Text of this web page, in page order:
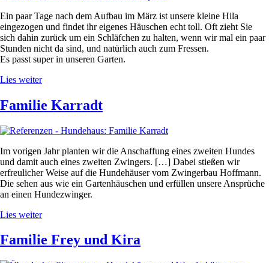
Ein paar Tage nach dem Aufbau im März ist unsere kleine Hila
eingezogen und findet ihr eigenes Häuschen echt toll. Oft zieht Sie
sich dahin zurück um ein Schläfchen zu halten, wenn wir mal ein paar
Stunden nicht da sind, und natürlich auch zum Fressen.
Es passt super in unseren Garten.
Lies weiter
Familie Karradt
Im vorigen Jahr planten wir die Anschaffung eines zweiten Hundes
und damit auch eines zweiten Zwingers. […] Dabei stießen wir
erfreulicher Weise auf die Hundehäuser vom Zwingerbau Hoffmann.
Die sehen aus wie ein Gartenhäuschen und erfüllen unsere Ansprüche
an einen Hundezwinger.
Lies weiter
Familie Frey und Kira